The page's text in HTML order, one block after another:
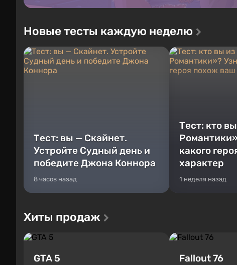
Новые тесты каждую неделю
Тест: вы — Скайнет.
Устройте Судный день и
победите Джона Коннора
8 часов назад
Тест: кто
какого
характер
1 неделя назад
Хиты продаж
GTA 5 Fallout 76